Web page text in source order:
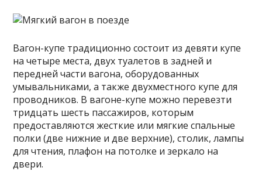
Вагон-купе традиционно состоит из девяти купе
на четыре места, двух туалетов в задней и
передней части вагона, оборудованных
умывальниками, а также двухместного купе для
проводников. В вагоне-купе можно перевезти
тридцать шесть пассажиров, которым
предоставляются жесткие или мягкие спальные
полки (две нижние и две верхние), столик, лампы
для чтения, плафон на потолке и зеркало на
двери.